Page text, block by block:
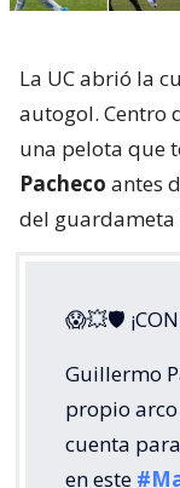
La UC abrió la
autogol. Centro
una pelota que
Pacheco antes
del
😱💥🛡
Guillermo
propio
cuenta para
en este